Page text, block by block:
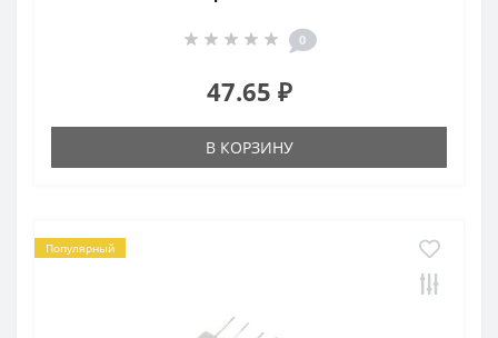
0
47.65 ₽
В КОРЗИНУ
Популярный